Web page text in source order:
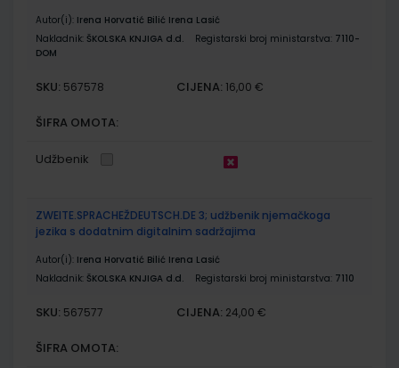
Autor(i): Irena Horvatić Bilić Irena Lasić
Nakladnik: ŠKOLSKA KNJIGA d.d. Registarski broj ministarstva: 7110-
DOM
SKU: 567578 CIJENA: 16,00 €
ŠIFRA OMOTA:
Udžbenik
ZWEITE.SPRACHEŽDEUTSCH.DE 3; udžbenik njemačkoga
jezika s dodatnim digitalnim sadržajima
Autor(i): Irena Horvatić Bilić Irena Lasić
Nakladnik: ŠKOLSKA KNJIGA d.d. Registarski broj ministarstva: 7110
SKU: 567577 CIJENA: 24,00 €
ŠIFRA OMOTA: